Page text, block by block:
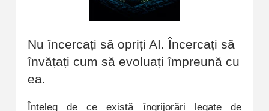
Nu încercați să opriți AI. Încercați să
învățați cum să evoluați împreună cu
ea.
Înțeleg de ce există îngrijorări legate de